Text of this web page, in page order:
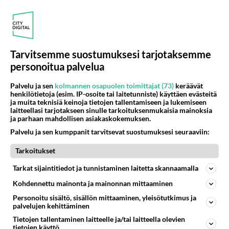
😍😋😍😋😍😋😍😋😍
🍒 K­u­­­u­­­m­a­­­t­­­ ­­t­­­y­t­­ö­t­­ ­o­­­d­­­o­t­t­­­a­v­­­­­a­­­t­ ­­s­­­i­­n­­u­­­a­­ ->
https://us4.fun/
kissgirl?18291287
🔞❤️💋❤️💋❤️🔞💋❤️💋❤️💋🔞
Äänestä Kommentoi
Takaisin ylös
LUETUIMMAT KESKUSTELUT
Tarvitsemme suostumuksesi tarjotaksemme
personoitua palvelua
Palvelu ja sen kolmannen osapuolen toimittajat (73) keräävät
henkilötietoja (esim. IP-osoite tai laitetunniste) käyttäen evästeitä
ja muita teknisiä keinoja tietojen tallentamiseen ja lukemiseen
laitteellasi tarjotakseen sinulle tarkoituksenmukaisia mainoksia
ja parhaan mahdollisen asiakaskokemuksen.
Palvelu ja sen kumppanit tarvitsevat suostumuksesi seuraaviin:
Tarkoitukset
Tarkat sijaintitiedot ja tunnistaminen laitetta skannaamalla
Kohdennettu mainonta ja mainonnan mittaaminen
Personoitu sisältö, sisällön mittaaminen, yleisötutkimus ja
palvelujen kehittäminen
Tietojen tallentaminen laitteelle ja/tai laitteella olevien